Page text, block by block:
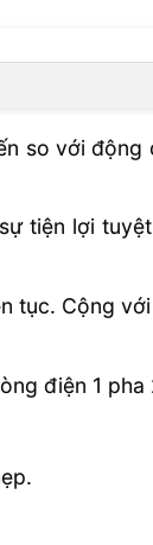
so với động
tiện lợi
tục. Cộng
điện 1